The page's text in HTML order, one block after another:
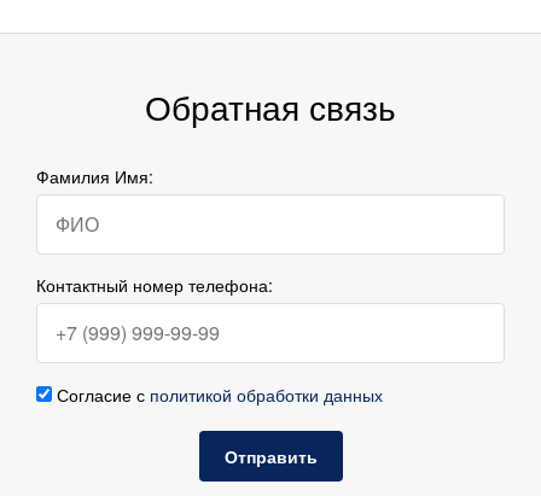
Обратная связь
Фамилия Имя:
Контактный номер телефона:
Согласие с политикой обработки данных
Отправить